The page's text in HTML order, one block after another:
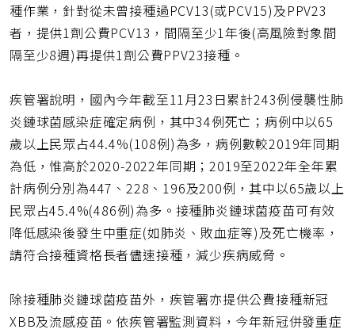
種作業，針對從未曾接種過PCV13(或PCV15)及PPV23
者，提供1劑公費PCV13，間隔至少1年後(高風險對象間
隔至少8週)再提供1劑公費PPV23接種。
疾管署說明，國內今年截至11月23日累計243例侵襲性肺
炎鏈球菌感染症確定病例，其中34例死亡；病例中以65
歲以上民眾占44.4%(108例)為多，病例數較2019年同期
為低，惟高於2020-2022年同期；2019至2022年全年累
計病例分別為447、228、196及200例，其中以65歲以上
民眾占45.4%(486例)為多。接種肺炎鏈球菌疫苗可有效
降低感染後發生中重症(如肺炎、敗血症等)及死亡機率，
請符合接種資格長者儘速接種，減少疾病威脅。
除接種肺炎鏈球菌疫苗外，疾管署亦提供公費接種新冠
XBB及流感疫苗。依疾管署監測資料，今年新冠併發重症